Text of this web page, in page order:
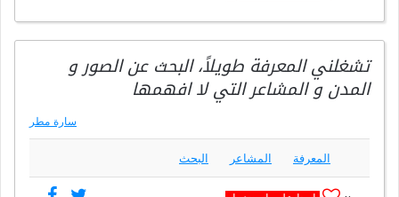
تشغلني المعرفة طويلاً، البحث عن الصور و
المدن و المشاعر التي لا افهمها
سارة مطر
المعرفة المشاعر البحث